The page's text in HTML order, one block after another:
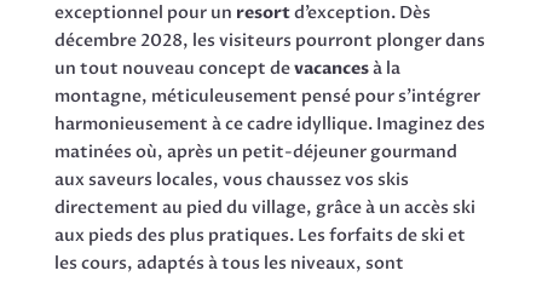
exceptionnel pour un resortd’exception. Dès
décembre 2028, les visiteurs pourront plonger dans
un tout nouveau concept devacancesà la
montagne, méticuleusement pensé pour s’intégrer
harmonieusement à ce cadre idyllique. Imaginez des
matinées où, après un petit-déjeuner gourmand
aux saveurs locales, vous chaussez vos skis
directement au pied du village, grâce à un accès ski
aux pieds des plus pratiques. Les forfaits de ski et
les cours, adaptés à tous les niveaux, sont